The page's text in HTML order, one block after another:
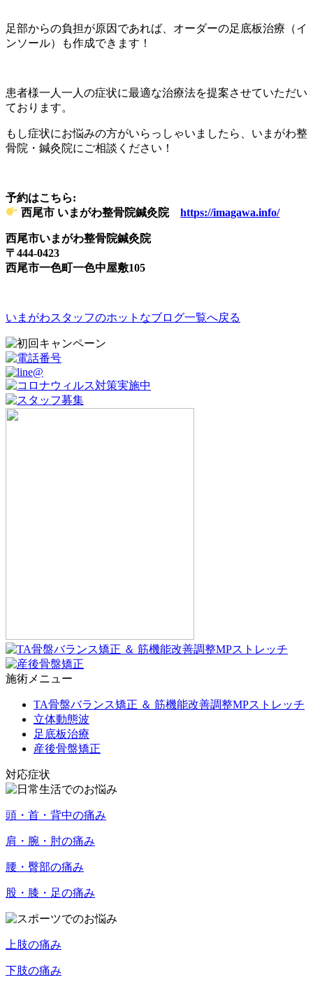
足部からの負担が原因であれば、オーダーの足底板治療（イ
ンソール）も作成できます！
患者様一人一人の症状に最適な治療法を提案させていただい
ております。
もし症状にお悩みの方がいらっしゃいましたら、 いまがわ整
骨院・鍼灸院にご相談ください！
予約はこちら:
西尾市 いまがわ整骨院鍼灸院https://imagawa.info/
西尾市いまがわ整骨院鍼灸院
〒444-0423
西尾市一色町一色中屋敷105
いまがわスタッフのホットなブログ一覧へ戻る
施術メニュー
TA骨盤バランス矯正 ＆ 筋機能改善調整MPストレッチ
立体動態波
足底板治療
産後骨盤矯正
対応症状
頭・首・背中の痛み
肩・腕・肘の痛み
腰・臀部の痛み
股・膝・足の痛み
上肢の痛み
下肢の痛み